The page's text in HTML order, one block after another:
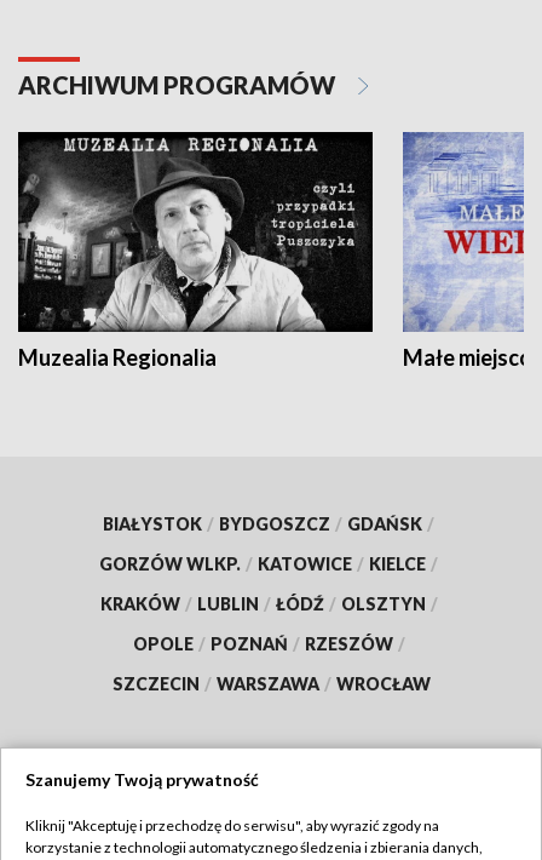
ARCHIWUM PROGRAMÓW
Muzealia Regionalia Małe
BIAŁYSTOK / BYDGOSZCZ / GDAŃSK /
GORZÓW WLKP. / KATOWICE / KIELCE /
KRAKÓW / LUBLIN / ŁÓDŹ / OLSZTYN /
OPOLE / POZNAŃ / RZESZÓW /
SZCZECIN / WARSZAWA / WROCŁAW
TVP
Szanujemy Twoją prywatność
Kliknij "Akceptuję i przechodzę do serwisu", aby wyrazić zgody na
korzystanie z technologii automatycznego śledzenia i zbierania danych,